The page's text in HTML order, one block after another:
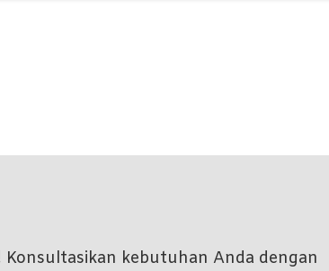
kebutuhan Anda dengan